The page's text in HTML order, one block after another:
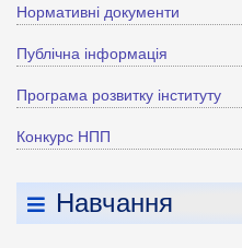
Нормативні документи
Публічна інформація
Програма розвитку інституту
Конкурс НПП
Навчання